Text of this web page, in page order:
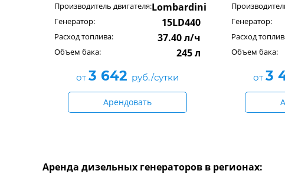
Производитель двигателя:Lombardini
Генератор: 15LD440
Расход топлива: 37.40 л/ч
Объем бака: 245 л
от 3 642 руб./сутки
Арендовать
Генератор:
Расход
Объем бака:
от 3
Аренда дизельных генераторов в регионах: